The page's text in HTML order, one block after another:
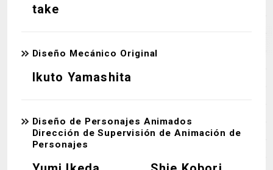
take
Diseño Mecánico Original
Ikuto Yamashita
Diseño de Personajes Animados
Dirección de Supervisión de Animación de
Personajes